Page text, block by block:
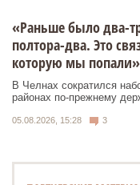
«Раньше было два-
полтора-два. Это
которую мы попали»
В Челнах сократился
районах по-прежнему
05.08.2026, 15:28 3